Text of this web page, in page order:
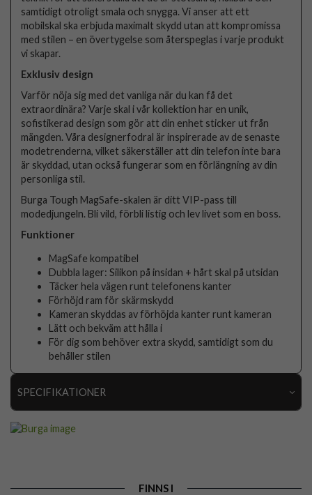
samtidigt otroligt smala och snygga. Vi anser att ett
mobilskal ska erbjuda maximalt skydd utan att kompromissa
med stilen – en övertygelse som återspeglas i varje produkt
vi skapar.
Exklusiv design
Varför nöja sig med det vanliga när du kan få det
extraordinära? Varje skal i vår kollektion har en unik,
sofistikerad design som gör att din enhet sticker ut från
mängden. Våra designerfodral är inspirerade av de senaste
modetrenderna, vilket säkerställer att din telefon inte bara
är skyddad, utan också fungerar som en förlängning av din
personliga stil.
Burga Tough MagSafe-skalen är ditt VIP-pass till
modedjungeln. Bli vild, förbli listig och lev livet som en boss.
Funktioner
MagSafe kompatibel
Dubbla lager: Silikon på insidan + hårt skal på utsidan
Täcker hela vägen runt telefonens kanter
Förhöjd ram för skärmskydd
Kameran skyddas av förhöjda kanter runt kameran
Lätt och bekväm att hålla i
För dig som behöver extra skydd, samtidigt som du
behåller stilen
SPECIFIKATIONER
FINNS I